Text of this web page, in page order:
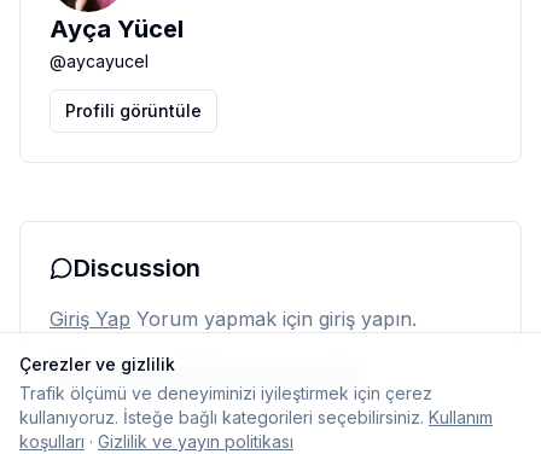
Ayça Yücel
@aycayucel
Profili görüntüle
Discussion
Giriş Yap Yorum yapmak için giriş yapın.
Henüz yorum yok. İlk yorumu siz yapın.
Çerezler ve gizlilik
Trafik ölçümü ve deneyiminizi iyileştirmek için çerez
kullanıyoruz. İsteğe bağlı kategorileri seçebilirsiniz. Kullanım
koşulları · Gizlilik ve yayın politikası